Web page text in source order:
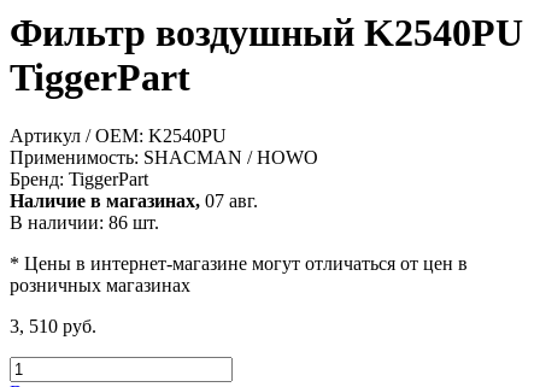
Фильтр воздушный K2540PU
TiggerPart
Артикул / OEM: K2540PU
Применимость: SHACMAN / HOWO
Бренд: TiggerPart
Наличие в магазинах, 07 авг.
В наличии: 86 шт.
* Цены в интернет-магазине могут отличаться от цен в
розничных магазинах
3, 510 руб.